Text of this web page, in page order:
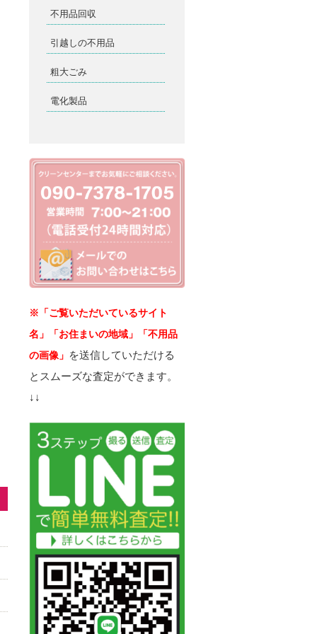
不用品回収
引越しの不用品
粗大ごみ
電化製品
※「ご覧いただいているサイト
名」「お住まいの地域」「不用品
の画像」 を送信していただける
とスムーズな査定ができます。
↓↓